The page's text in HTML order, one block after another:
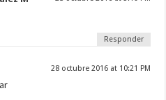
Responder
28 octubre 2016 at 10:21 PM